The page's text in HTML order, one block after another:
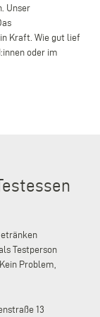
Unser
Kraft. Wie gut lief
oder im
Testperson
Problem,
13